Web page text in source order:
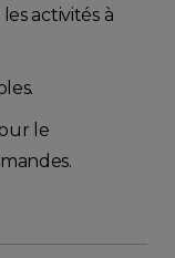
activités à
le